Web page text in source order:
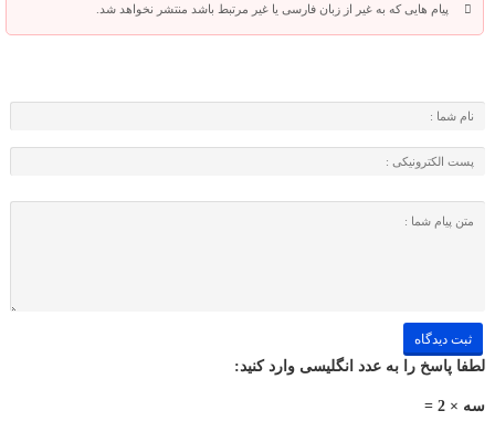
پیام هایی که به غیر از زبان فارسی یا غیر مرتبط باشد منتشر نخواهد شد.
لطفا پاسخ را به عدد انگلیسی وارد کنید:
سه × 2 =